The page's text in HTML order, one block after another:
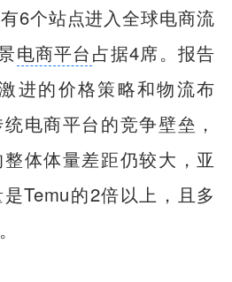
6个站点进入全球电商流
电商平台占据4席。报告
进的价格策略和物流布
电商平台的竞争壁垒，
体体量差距仍较大，亚
Temu的2倍以上，且多